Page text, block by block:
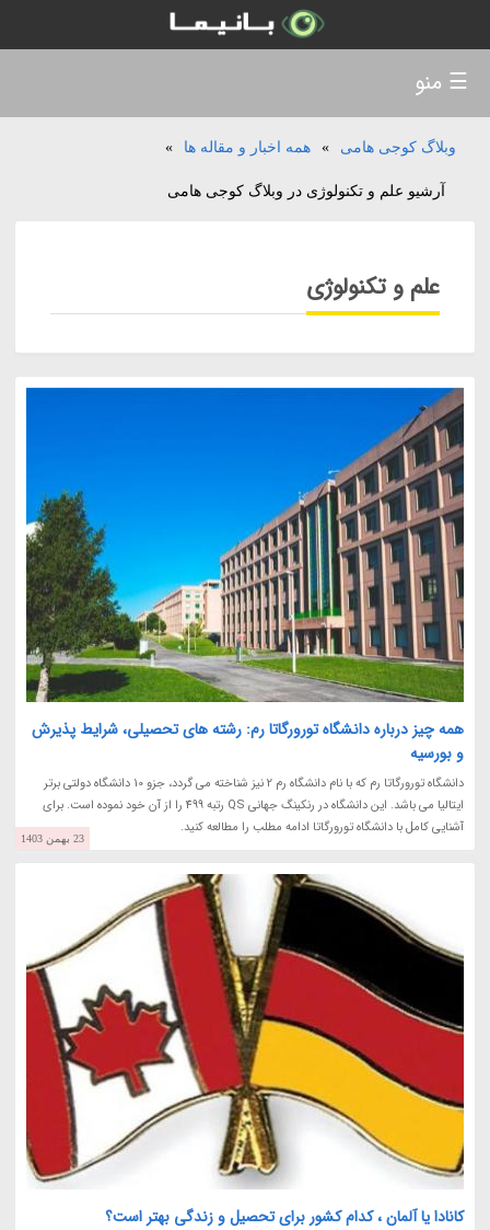
وبلاگ کوجی هامی » همه اخبار و مقاله ها »
آرشیو علم و تکنولوژی در وبلاگ کوجی هامی
علم و تکنولوژی
همه چیز درباره دانشگاه تورورگاتا رم: رشته های تحصیلی، شرایط پذیرش
و بورسیه
دانشگاه تورورگاتا رم که با نام دانشگاه رم 2 نیز شناخته می گردد، جزو 10 دانشگاه دولتی برتر
ایتالیا می باشد. این دانشگاه در رنکینگ جهانی QS رتبه 499 را از آن خود نموده است. برای
آشنایی کامل با دانشگاه تورورگاتا ادامه مطلب را مطالعه کنید.
23 بهمن 1403
کانادا یا آلمان ، کدام کشور برای تحصیل و زندگی بهتر است؟
☰ منو